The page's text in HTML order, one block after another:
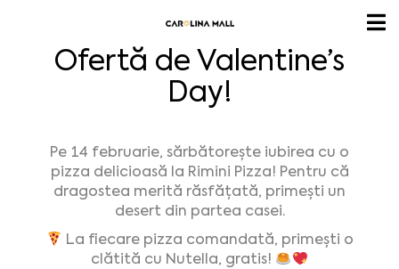
Ofertă de Valentine’s
Day!
Pe 14 februarie, sărbătorește iubirea cu o
pizza delicioasă la Rimini Pizza! Pentru că
dragostea merită răsfățată, primești un
desert din partea casei.
La fiecare pizza comandată, primești o
clătită cu Nutella, gratis!